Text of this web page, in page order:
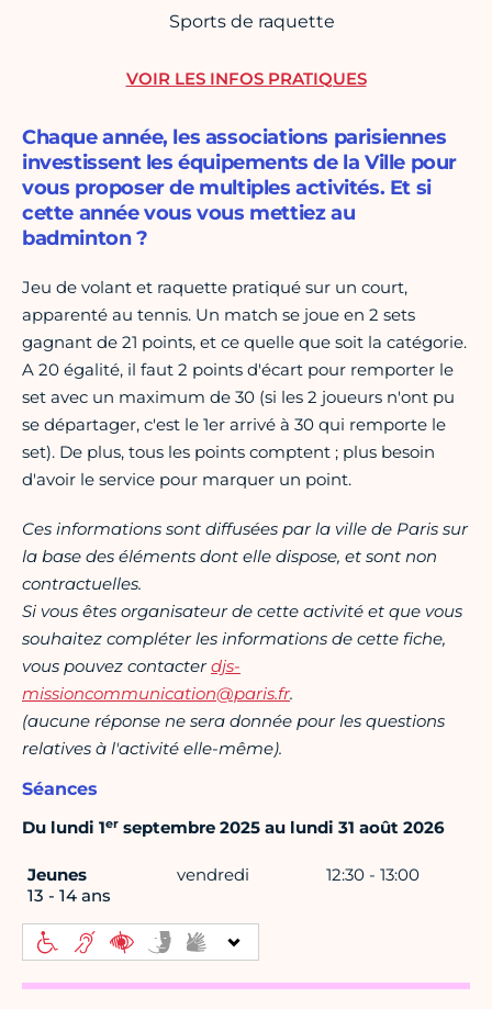
Sports de raquette
Chaque année, les associations parisiennes
investissent les équipements de la Ville pour
vous proposer de multiples activités. Et si
cette année vous vous mettiez au
badminton ?
Jeu de volant et raquette pratiqué sur un court,
apparenté au tennis. Un match se joue en 2 sets
gagnant de 21 points, et ce quelle que soit la catégorie.
A 20 égalité, il faut 2 points d'écart pour remporter le
set avec un maximum de 30 (si les 2 joueurs n'ont pu
se départager, c'est le 1er arrivé à 30 qui remporte le
set). De plus, tous les points comptent ; plus besoin
d'avoir le service pour marquer un point.
Ces informations sont diffusées par la ville de Paris sur
la base des éléments dont elle dispose, et sont non
contractuelles.
Si vous êtes organisateur de cette activité et que vous
souhaitez compléter les informations de cette fiche,
vous pouvez contacterdjs-
missioncommunication@paris.fr.
(aucune réponse ne sera donnée pour les questions
relatives à l'activité elle-même).
Séances
Du lundi 1er septembre 2025 au lundi 31 août 2026
Jeunes
13 - 14 ans
vendredi 12:30 - 13:00
VOIR LES INFOS PRATIQUES